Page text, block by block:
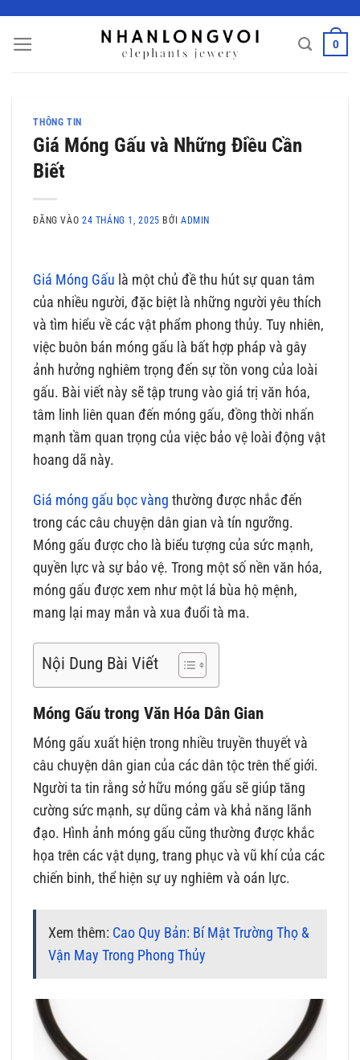
nội
0
THÔNG TIN
Giá Móng Gấu và Những Điều Cần
Biết
ĐĂNG VÀO 24 THÁNG 1, 2025 BỞI ADMIN
Giá Móng Gấu là một chủ đề thu hút sự quan tâm
của nhiều người, đặc biệt là những người yêu thích
và tìm hiểu về các vật phẩm phong thủy. Tuy nhiên,
việc buôn bán móng gấu là bất hợp pháp và gây
ảnh hưởng nghiêm trọng đến sự tồn vong của loài
gấu. Bài viết này sẽ tập trung vào giá trị văn hóa,
tâm linh liên quan đến móng gấu, đồng thời nhấn
mạnh tầm quan trọng của việc bảo vệ loài động vật
hoang dã này.
Giá móng gấu bọc vàng thường được nhắc đến
trong các câu chuyện dân gian và tín ngưỡng.
Móng gấu được cho là biểu tượng của sức mạnh,
quyền lực và sự bảo vệ. Trong một số nền văn hóa,
móng gấu được xem như một lá bùa hộ mệnh,
mang lại may mắn và xua đuổi tà ma.
Nội Dung Bài Viết
Móng Gấu trong Văn Hóa Dân Gian
Móng gấu xuất hiện trong nhiều truyền thuyết và
câu chuyện dân gian của các dân tộc trên thế giới.
Người ta tin rằng sở hữu móng gấu sẽ giúp tăng
cường sức mạnh, sự dũng cảm và khả năng lãnh
đạo. Hình ảnh móng gấu cũng thường được khắc
họa trên các vật dụng, trang phục và vũ khí của các
chiến binh, thể hiện sự uy nghiêm và oán lực.
Xem thêm: Cao Quy Bản: Bí Mật Trường Thọ &
Vận May Trong Phong Thủy